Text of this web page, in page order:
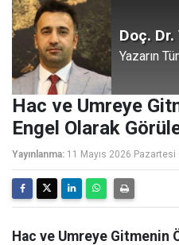
Doç. Dr.
Yazarın
Hac ve Umreye
Engel Olarak
Yayınlanma: 11 Mayıs 2026 Pazartesi
Hac ve Umreye Gitmenin